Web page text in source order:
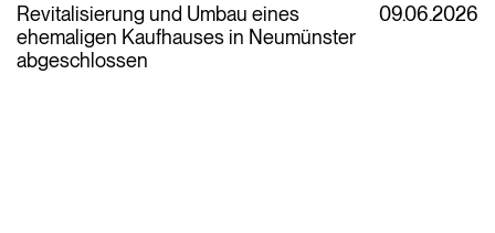
Revitalisierung und Umbau eines
ehemaligen Kaufhauses in Neumünster
abgeschlossen
09.06.2026